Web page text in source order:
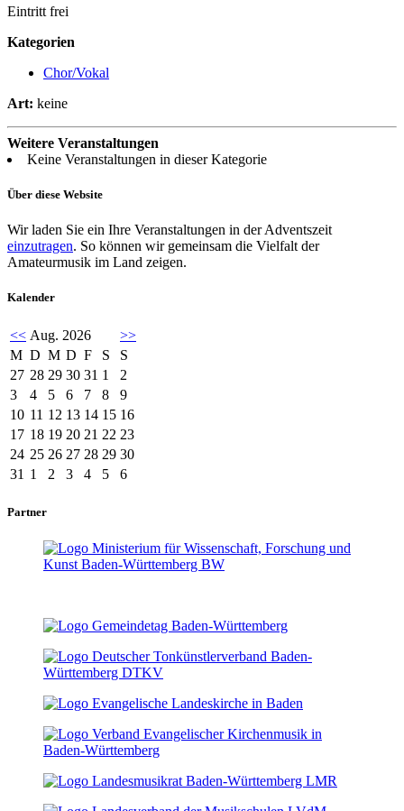
Eintritt frei
Kategorien
Chor/Vokal
Art: keine
Weitere Veranstaltungen
Keine Veranstaltungen in dieser Kategorie
Über diese Website
Wir laden Sie ein Ihre Veranstaltungen in der Adventszeit
einzutragen. So können wir gemeinsam die Vielfalt der
Amateurmusik im Land zeigen.
Kalender
<< Aug. 2026
>>
M D M D F S
S
27 28 29 30 31 1
2
3
4 5 6 7 8
9
10 11 12 13 14 15 16
17 18 19 20 21 22 23
24 25 26 27 28 29 30
31 1 2 3 4 5 6
Partner